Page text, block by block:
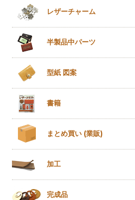
レザーチャーム
半製品中パーツ
型紙 図案
書籍
まとめ買い (業販)
加工
完成品